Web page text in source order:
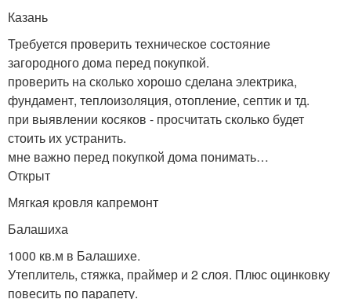
Казань
Требуется проверить техническое состояние
загородного дома перед покупкой.
проверить на сколько хорошо сделана электрика,
фундамент, теплоизоляция, отопление, септик и тд.
при выявлении косяков - просчитать сколько будет
стоить их устранить.
мне важно перед покупкой дома понимать…
Открыт
Мягкая кровля капремонт
Балашиха
1000 кв.м в Балашихе.
Утеплитель, стяжка, праймер и 2 слоя. Плюс оцинковку
повесить по парапету.